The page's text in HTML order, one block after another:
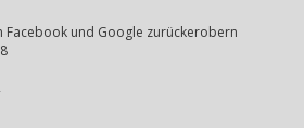
Facebook und Google zurückerobern